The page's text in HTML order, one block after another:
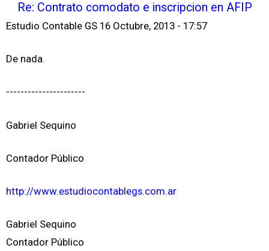
Re: Contrato comodato e inscripcion en AFIP
Estudio Contable GS 16 Octubre, 2013 - 17:57
De nada.
----------------------
Gabriel Sequino
Contador Público
http://www.estudiocontablegs.com.ar
Gabriel Sequino
Contador Público